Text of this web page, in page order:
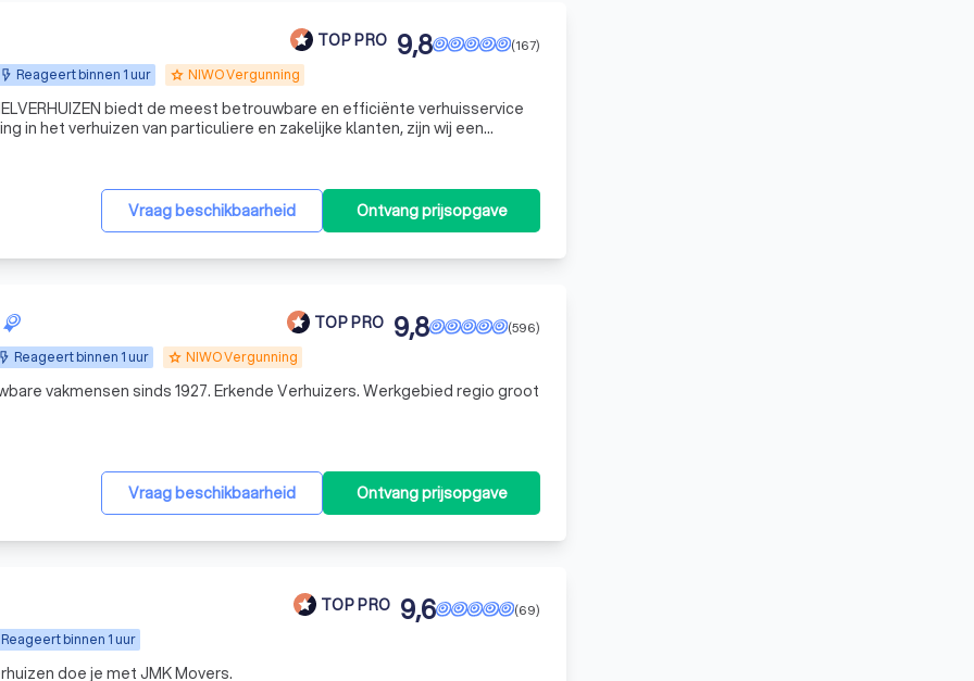
TOP PRO
Reageert binnen 1 uur grade NIWO Vergunning
(167)
9,8
biedt de meest betrouwbare en efficiënte verhuisservice
in het verhuizen van particuliere en zakelijke klanten, zijn wij een
u op kunt vertrouwen. Ons team heeft de kennis en ervaring om all
Vraag beschikbaarheid Ontvang prijsopgave
TOP PRO
Reageert binnen 1 uur grade NIWO Vergunning
(596)
9,8
vakmensen sinds 1927. Erkende Verhuizers. Werkgebied regio groot
Vraag beschikbaarheid Ontvang prijsopgave
TOP PRO
Reageert binnen 1 uur
(69)
9,6
doe je met JMK Movers.